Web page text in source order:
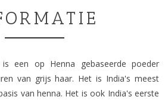
een op Henna gebaseerde poeder
van grijs haar. Het is India's meest
van henna. Het is ook India's eerste